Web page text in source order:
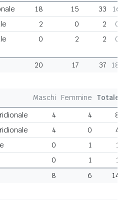
18 15 33
2 0 2
0 2 2
20 17 37
Maschi Femmine
Totale
4 4 8
4 0
4
0 1 1
0 1 1
8 6 14